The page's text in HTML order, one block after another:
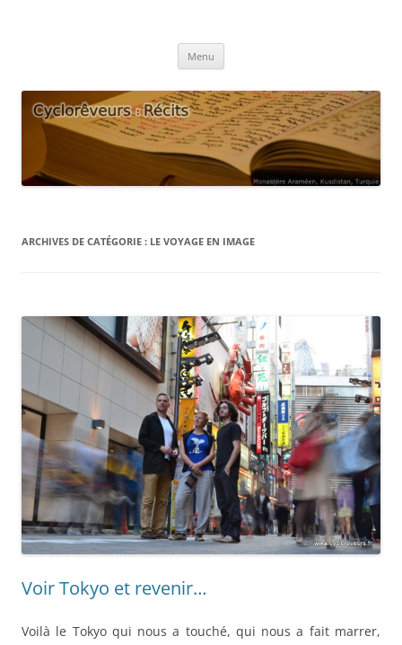
Menu
ARCHIVES DE CATÉGORIE : LE VOYAGE EN IMAGE
Voir Tokyo et revenir…
Voilà le Tokyo qui nous a touché, qui nous a fait marrer,